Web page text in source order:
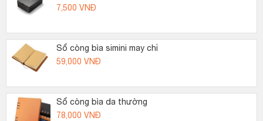
7,500 VNĐ
Sổ còng bìa simini may chỉ
59,000 VNĐ
Sổ còng bìa da thường
78,000 VNĐ